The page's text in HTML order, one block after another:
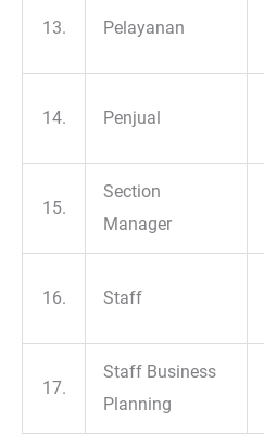
13. Pelayanan
14. Penjual
15.
Section
Manager
16. Staff
17.
Staff Business
Planning